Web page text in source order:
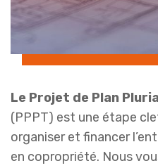
Le Projet de Plan
(PPPT) est une étape
organiser et financer
en copropriété. Nous